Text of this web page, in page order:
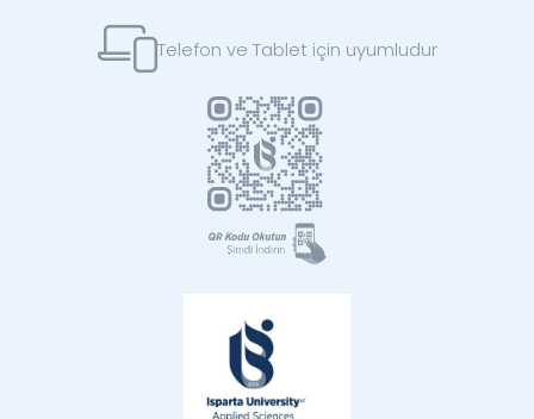
Telefon ve Tablet için uyumludur